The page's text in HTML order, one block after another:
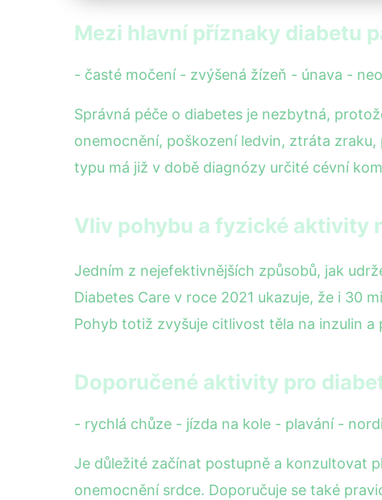
Mezi hlavní příznaky diabetu
- časté močení - zvýšená žízeň - únava -
Správná péče o diabetes je nezbytná,
onemocnění, poškození ledvin, ztráta
typu má již v době diagnózy určité cévní
Vliv pohybu a fyzické aktivity
Jedním z nejefektivnějších způsobů, jak
Diabetes Care v roce 2021 ukazuje, že i 30
Pohyb totiž zvyšuje citlivost těla na inzulin
Doporučené aktivity pro
- rychlá chůze - jízda na kole - plavání -
Je důležité začínat postupně a konzultovat
onemocnění srdce. Doporučuje se také